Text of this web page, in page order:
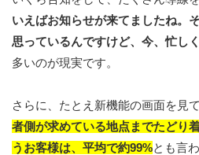
いえばお知らせが来てましたね。
思っているんですけど、今、忙しく
多いのが現実です。
さらに、たとえ新機能の画面を見
者側が求めている地点までたどり
うお客様は、平均で約99%とも言